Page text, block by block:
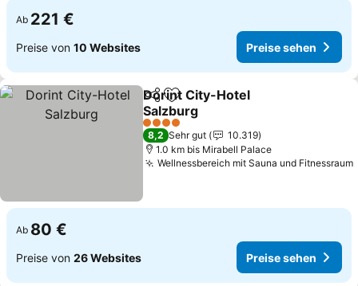
Ab 221 €
Preise von 10 Websites Preise sehen
TeilenZu Favoriten hinzufügen
Dorint City-Hotel
Salzburg
Preise sehen
4 Sterne
8,2 Sehr gut
10.319
1.0 km bis Mirabell Palace
Wellnessbereich mit Sauna und Fitnessraum
Ab 80 €
Preise von 26 Websites Preise sehen